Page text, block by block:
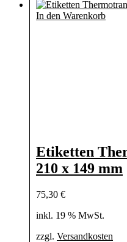
In den Warenkorb
Etiketten
210 x 149 mm
75,30 €
inkl. 19 % MwSt.
zzgl. Versandkosten